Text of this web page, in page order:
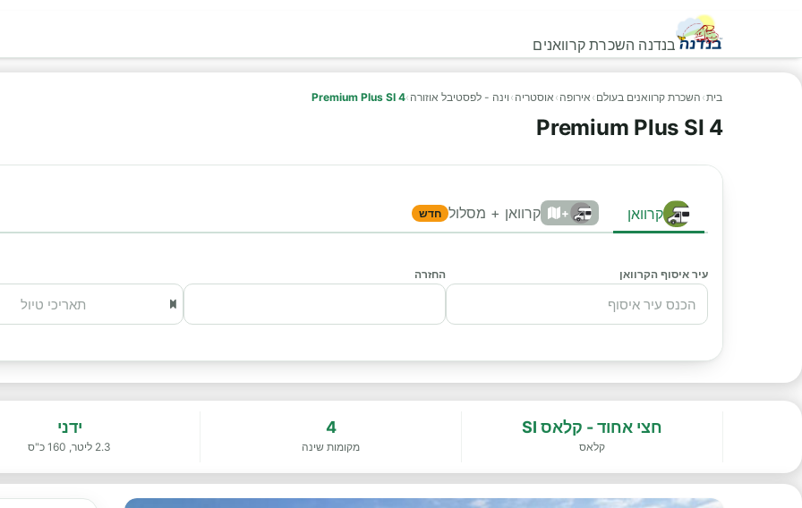
בנדנה השכרת קרוואנים
בית› השכרת קרוואנים בעולם › אירופה › אוסטריה › וינה - לפסטיבל אוזורה ›
Premium Plus SI 4
Premium Plus SI 4
קרוואן + קרוואן + מסלול חדש
עיר איסוף הקרוואן החזרה
חצי אחוד - קלאס SI
קלאס
4
מקומות שינה
ידני
2.3 ליטר, 160 כ"ס